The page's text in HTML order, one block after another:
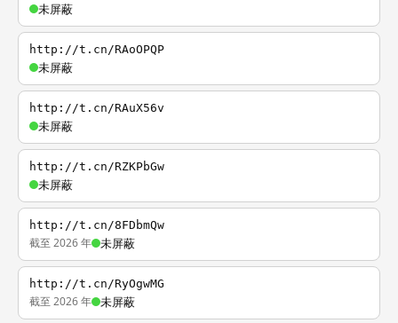
未屏蔽
http://t.cn/RAoOPQP
未屏蔽
http://t.cn/RAuX56v
未屏蔽
http://t.cn/RZKPbGw
未屏蔽
http://t.cn/8FDbmQw
截至 2026 年 未屏蔽
http://t.cn/RyOgwMG
截至 2026 年 未屏蔽